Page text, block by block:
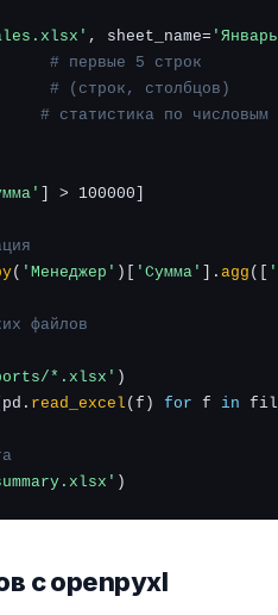
, sheet_name=
# первые 5 строк
# (строк, столбцов)
# статистика по числовым
] > 100000]
( 'Менеджер' )[ 'Сумма' ]. agg ([
файлов
*.xlsx' )
read_excel (f) for f in
)
с openpyxl